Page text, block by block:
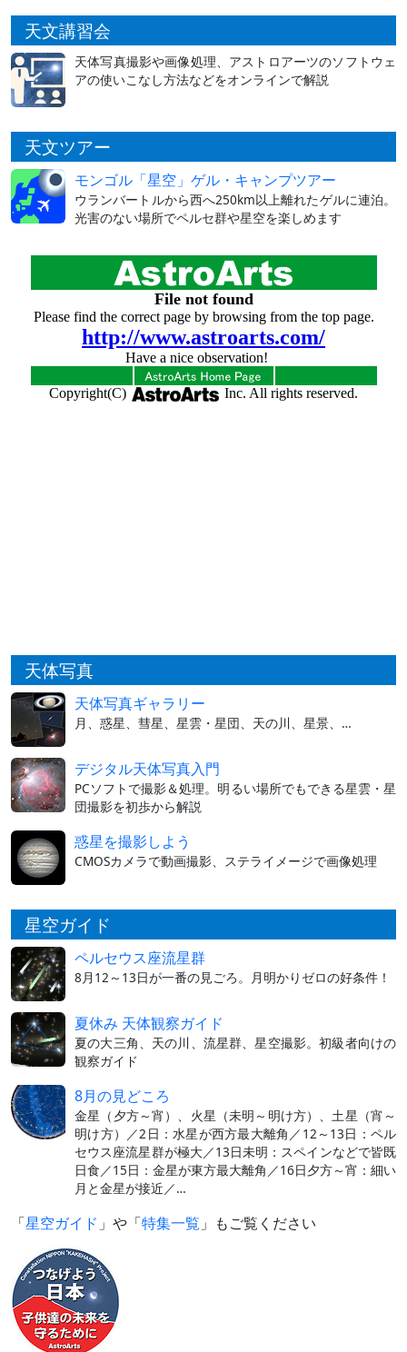
天文講習会
天体写真撮影や画像処理、アストロアーツのソフトウェ
アの使いこなし方法などをオンラインで解説
天文ツアー
モンゴル「星空」ゲル・キャンプツアー
ウランバートルから西へ250km以上離れたゲルに連泊。
光害のない場所でペルセ群や星空を楽しめます
天体写真
天体写真ギャラリー
月、惑星、彗星、星雲・星団、天の川、星景、…
デジタル天体写真入門
PCソフトで撮影＆処理。明るい場所でもできる星雲・星
団撮影を初歩から解説
惑星を撮影しよう
CMOSカメラで動画撮影、ステライメージで画像処理
星空ガイド
ペルセウス座流星群
8月12～13日が一番の見ごろ。月明かりゼロの好条件！
夏休み 天体観察ガイド
夏の大三角、天の川、流星群、星空撮影。初級者向けの
観察ガイド
8月の見どころ
金星（夕方～宵）、火星（未明～明け方）、土星（宵～
明け方）／2日：水星が西方最大離角／12～13日：ペル
セウス座流星群が極大／13日未明：スペインなどで皆既
日食／15日：金星が東方最大離角／16日夕方～宵：細い
月と金星が接近／…
「星空ガイド 」や「特集一覧 」もご覧ください